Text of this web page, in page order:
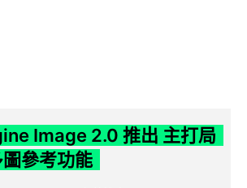
Image 2.0 推出 主打局
參考功能